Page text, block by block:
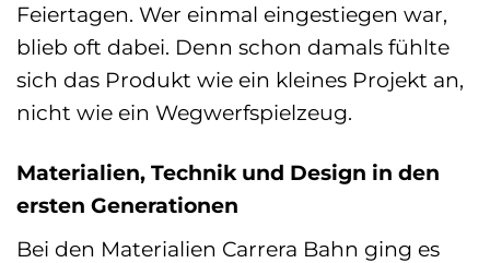
Feiertagen. Wer einmal eingestiegen war,
blieb oft dabei. Denn schon damals fühlte
sich das Produkt wie ein kleines Projekt an,
nicht wie ein Wegwerfspielzeug.
Materialien, Technik und Design in den
ersten Generationen
Bei den Materialien Carrera Bahn ging es